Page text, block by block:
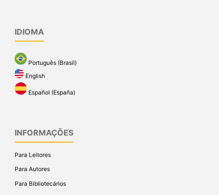
IDIOMA
Português (Brasil)
English
Español (España)
INFORMAÇÕES
Para Leitores
Para Autores
Para Bibliotecários